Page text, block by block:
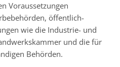
Voraussetzungen
öffentlich-
wie die Industrie- und
und die für
Behörden.